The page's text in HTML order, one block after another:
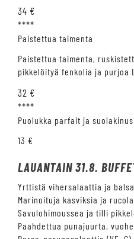
34 €
****
Paistettua taimenta
Paistettua taimenta,
pikkelöityä fenkolia ja purjoa
32 €
****
Puolukka parfait ja
13 €
LAUANTAIN 31.8.
Yrttistä vihersalaattia ja
Marinoituja kasviksia ja
Savulohimoussea ja tilli
Paahdettua punajuurta,